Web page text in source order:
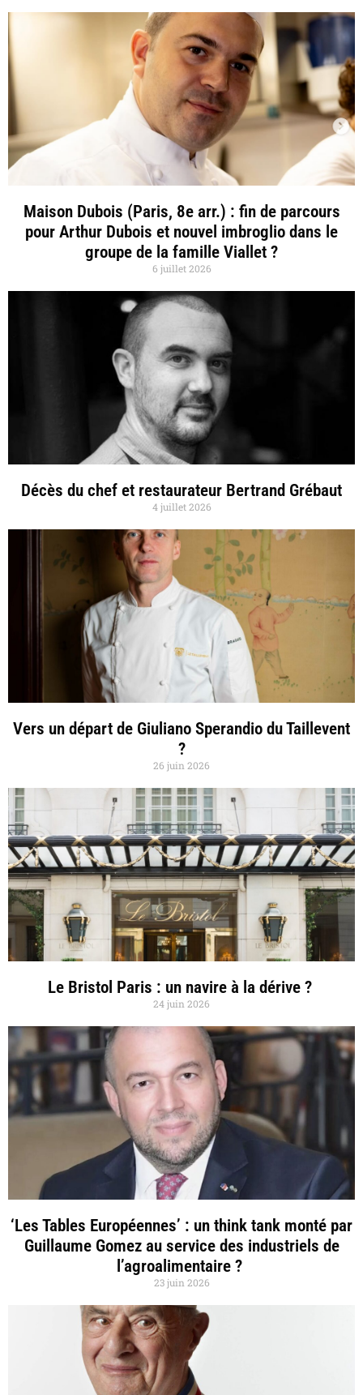
Maison Dubois (Paris, 8e arr.) : fin de parcours
pour Arthur Dubois et nouvel imbroglio dans le
groupe de la famille Viallet ?
6 juillet 2026
Décès du chef et restaurateur Bertrand Grébaut
4 juillet 2026
Vers un départ de Giuliano Sperandio du Taillevent
?
26 juin 2026
Le Bristol Paris : un navire à la dérive ?
24 juin 2026
‘Les Tables Européennes’ : un think tank monté par
Guillaume Gomez au service des industriels de
l’agroalimentaire ?
23 juin 2026